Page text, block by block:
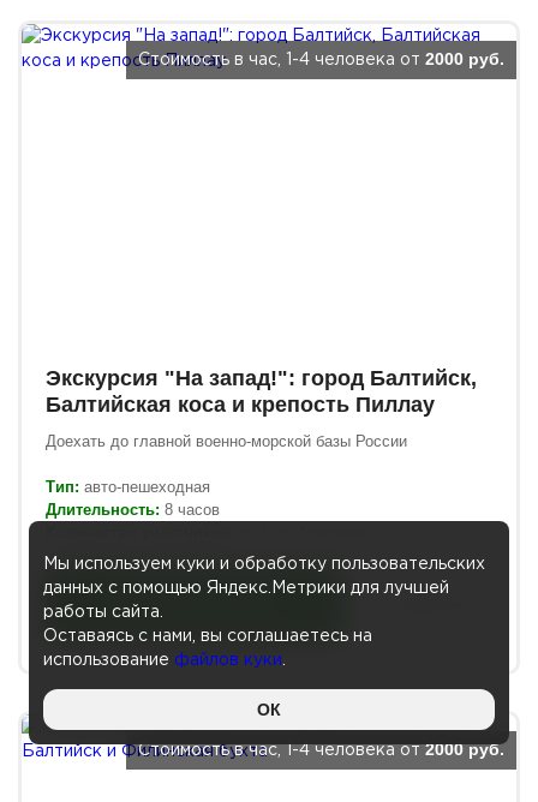
Экскурсия "На запад!": город Балтийск,
Балтийская коса и крепость Пиллау
Доехать до главной военно-морской базы России
Тип: авто-пешеходная
Длительность: 8 часов
Стоимость в час, 1-4 человека от 2000 руб.
Выбрать дату Подробнее
Стоимость в час, 1-4 человека от 2000 руб.
Мы используем куки и обработку пользовательских
данных с помощью Яндекс.Метрики для лучшей
работы сайта.
Оставаясь с нами, вы соглашаетесь на
использование файлов куки
ОК